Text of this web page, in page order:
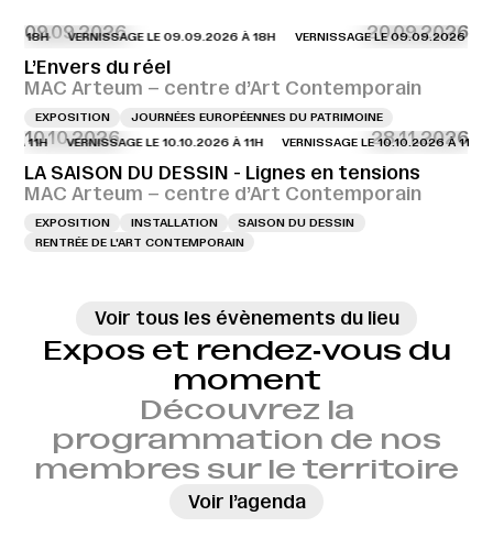
09.09.2026 20.09.2026
À 18H VERNISSAGE LE 09.09.2026 À 18H VERNISSAGE LE 09.09.2026 À
L’Envers du réel
MAC Arteum – centre d’Art Contemporain
EXPOSITION JOURNÉES EUROPÉENNES DU PATRIMOINE
10.10.2026 28.11.2026
À 11H VERNISSAGE LE 10.10.2026 À 11H VERNISSAGE LE 10.10.2026 À 11H
LA SAISON DU DESSIN - Lignes en tensions
MAC Arteum – centre d’Art Contemporain
EXPOSITION INSTALLATION
SAISON DU DESSIN
RENTRÉE DE L'ART CONTEMPORAIN
Voir tous les évènements du lieu
Expos et rendez‑vous du
moment
Découvrez la
programmation de nos
membres sur le territoire
Voir l’agenda